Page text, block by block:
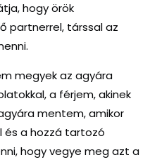
hogy örök
partnerrel, társsal az
megyek az agyára
a férjem, akinek
mentem, amikor
és a hozzá tartozó
hogy vegye meg azt a